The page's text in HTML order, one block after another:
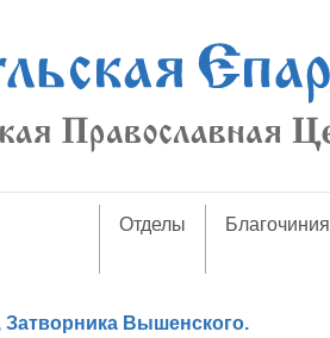
Отделы Благочиния
Вышенского.